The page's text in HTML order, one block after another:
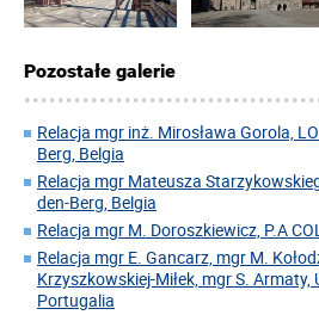
Pozostałe galerie
Relacja mgr inż. Mirosława Gorola,
Berg, Belgia
Relacja mgr Mateusza
den-Berg, Belgia
Relacja mgr M. Doroszkiewicz, P.A
Relacja mgr E. Gancarz, mgr M.
Krzyszkowskiej-Miłek, mgr S.
Portugalia